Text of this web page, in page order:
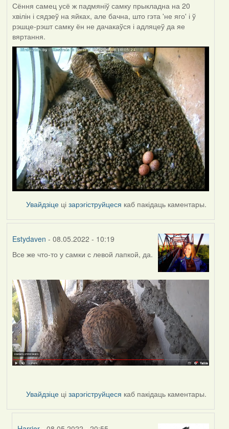
Сёння самец усё ж падмяніў самку прыкладна на 20
хвілін і сядзеў на яйках, але бачна, што гэта 'не яго' і ў
рэшце-рэшт самку ён не дачакаўся і адляцеў да яе
вяртання.
Увайдзіце цізарэгіструйцеся каб пакідаць каментары.
Estydaven - 08.05.2022 - 10:19
Все же что-то у самки с левой лапкой, да.
Увайдзіце цізарэгіструйцеся каб пакідаць каментары.